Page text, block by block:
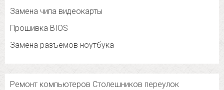
Замена чипа видеокарты
Прошивка BIOS
Замена разъемов ноутбука
Ремонт компьютеров Столешников переулок